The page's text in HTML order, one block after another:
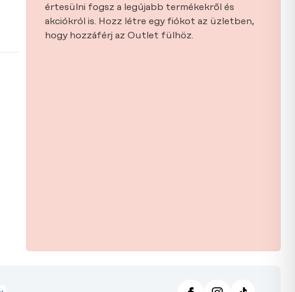
értesülni fogsz a legújabb termékekről és
akciókról is. Hozz létre egy fiókot az üzletben,
hogy hozzáférj az Outlet fülhöz.